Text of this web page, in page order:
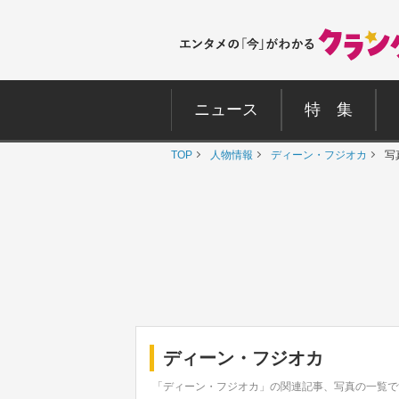
ニュース 特 集
TOP 人物情報 ディーン・フジオカ 写
ディーン・フジオカ
「ディーン・フジオカ」の関連記事、写真の一覧